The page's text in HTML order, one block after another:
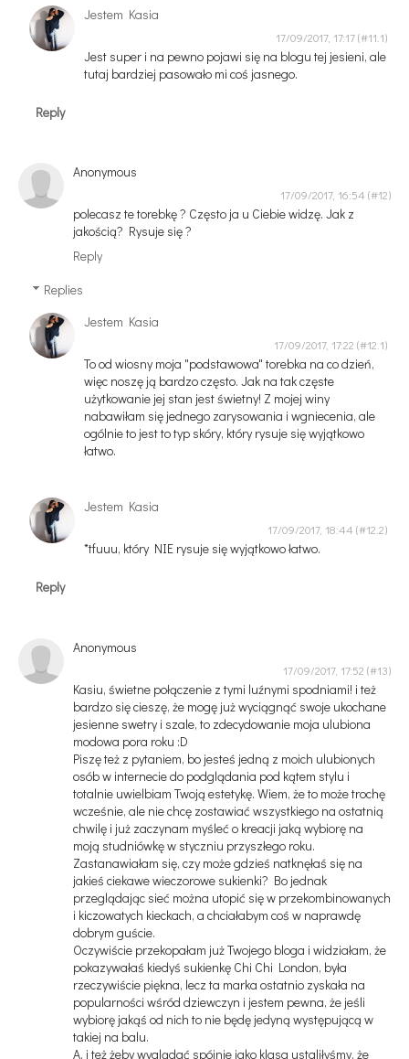
Jestem Kasia
17/09/2017, 17:17
Jest super i na pewno pojawi się na blogu tej jesieni, ale
tutaj bardziej pasowało mi coś jasnego.
Reply
Anonymous
17/09/2017, 16:54
polecasz te torebkę ? Często ja u Ciebie widzę. Jak z
jakością? Rysuje się ?
Reply
Replies
Jestem Kasia
17/09/2017, 17:22
To od wiosny moja "podstawowa" torebka na co dzień,
więc noszę ją bardzo często. Jak na tak częste
użytkowanie jej stan jest świetny! Z mojej winy
nabawiłam się jednego zarysowania i wgniecenia, ale
ogólnie to jest to typ skóry, który rysuje się wyjątkowo
łatwo.
Jestem Kasia
17/09/2017, 18:44
*tfuuu, który NIE rysuje się wyjątkowo łatwo.
Reply
Anonymous
17/09/2017, 17:52
Kasiu, świetne połączenie z tymi luźnymi spodniami! i też
bardzo się cieszę, że mogę już wyciągnąć swoje ukochane
jesienne swetry i szale, to zdecydowanie moja ulubiona
modowa pora roku :D
Piszę też z pytaniem, bo jesteś jedną z moich ulubionych
osób w internecie do podglądania pod kątem stylu i
totalnie uwielbiam Twoją estetykę. Wiem, że to może trochę
wcześnie, ale nie chcę zostawiać wszystkiego na ostatnią
chwilę i już zaczynam myśleć o kreacji jaką wybiorę na
moją studniówkę w styczniu przyszłego roku.
Zastanawiałam się, czy może gdzieś natknęłaś się na
jakieś ciekawe wieczorowe sukienki? Bo jednak
przeglądając sieć można utopić się w przekombinowanych
i kiczowatych kieckach, a chciałabym coś w naprawdę
dobrym guście.
Oczywiście przekopałam już Twojego bloga i widziałam, że
pokazywałaś kiedyś sukienkę Chi Chi London, była
rzeczywiście piękna, lecz ta marka ostatnio zyskała na
popularności wśród dziewczyn i jestem pewna, że jeśli
wybiorę jakąś od nich to nie będę jedyną występującą w
takiej na balu.
A, i też żeby wyglądać spójnie jako klasa ustaliłyśmy, że